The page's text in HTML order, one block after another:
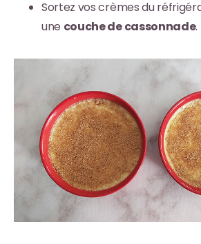
Sortez vos crèmes du
une couche de cassonnade.